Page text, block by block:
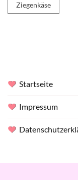
Ziegenkäse
Startseite
Impressum